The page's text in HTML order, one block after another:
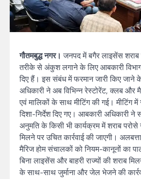
गौतमबुद्ध नगर।जनपद में बगैर लाइसेंस शराब
तरीके से अंकुश लगाने के लिए आबकारी
दिए हैं। इस संबंध में फरमान जारी किए जाने
अधिकारी ने अब विभिन्न रेस्टोरेंट, क्लब और
एवं मालिकों के साथ मीटिंग की गई। मीटिंग
दिशा-निर्देश दिए गए। आबकारी अधिकारी
अनुमति के किसी भी कार्यक्रम में शराब
मिलने पर उचित कार्रवाई की जाएगी।
मैरिज होम संचालकों को नियम-कानूनों का
बिना लाइसेंस और बाहरी राज्यों की शराब
के साथ-साथ जुर्माना और जेल भेजने की